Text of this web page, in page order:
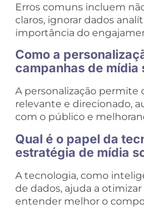
Erros comuns incluem
claros, ignorar dados
importância do
Como a
campanhas de mídia
A personalização
relevante e direcionado,
com o público e
Qual é o papel da
estratégia de mídia
A tecnologia, como
de dados, ajuda a
entender melhor o